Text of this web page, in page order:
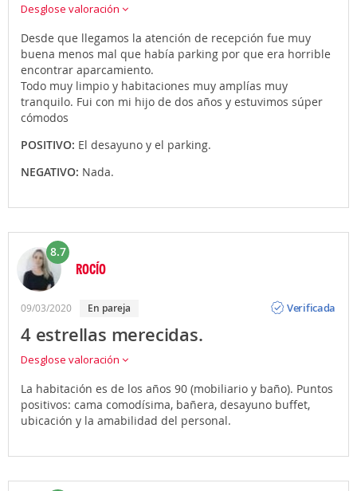
Desglose valoración
Desde que llegamos la atención de recepción fue muy
buena menos mal que había parking por que era horrible
encontrar aparcamiento.
Todo muy limpio y habitaciones muy amplías muy
tranquilo. Fui con mi hijo de dos años y estuvimos súper
cómodos
POSITIVO: El desayuno y el parking.
NEGATIVO: Nada.
8.7
ROCÍO
09/03/2020 en pareja
Verificada
4 estrellas merecidas.
Desglose valoración
La habitación es de los años 90 (mobiliario y baño). Puntos
positivos: cama comodísima, bañera, desayuno buffet,
ubicación y la amabilidad del personal.